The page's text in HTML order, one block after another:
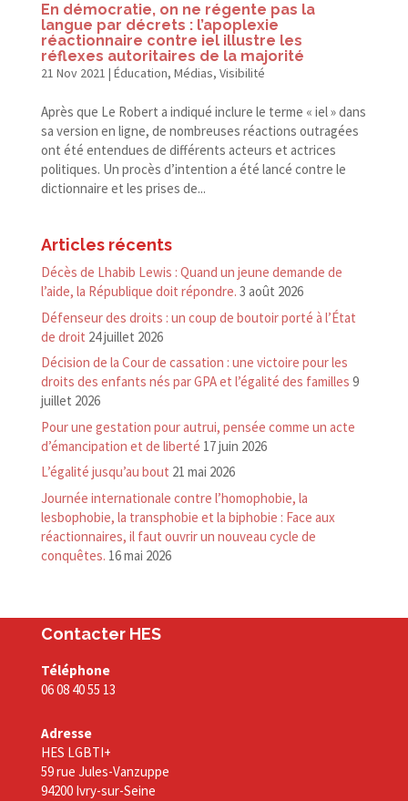
En démocratie, on ne régente pas la
langue par décrets : l’apoplexie
réactionnaire contre iel illustre les
réflexes autoritaires de la majorité
21 Nov 2021 | Éducation, Médias, Visibilité
Après que Le Robert a indiqué inclure le terme « iel » dans
sa version en ligne, de nombreuses réactions outragées
ont été entendues de différents acteurs et actrices
politiques. Un procès d’intention a été lancé contre le
dictionnaire et les prises de...
Articles récents
Décès de Lhabib Lewis : Quand un jeune demande de
l’aide, la République doit répondre. 3 août 2026
Défenseur des droits : un coup de boutoir porté à l’État
de droit 24 juillet 2026
Décision de la Cour de cassation : une victoire pour les
droits des enfants nés par GPA et l’égalité des familles 9
juillet 2026
Pour une gestation pour autrui, pensée comme un acte
d’émancipation et de liberté 17 juin 2026
L’égalité jusqu’au bout 21 mai 2026
Journée internationale contre l’homophobie, la
lesbophobie, la transphobie et la biphobie : Face aux
réactionnaires, il faut ouvrir un nouveau cycle de
conquêtes. 16 mai 2026
Contacter HES
Téléphone
06 08 40 55 13
Adresse
HES LGBTI+
59 rue Jules-Vanzuppe
94200 Ivry-sur-Seine